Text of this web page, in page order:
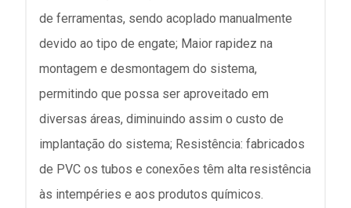
de ferramentas, sendo acoplado manualmente
devido ao tipo de engate; Maior rapidez na
montagem e desmontagem do sistema,
permitindo que possa ser aproveitado em
diversas áreas, diminuindo assim o custo de
implantação do sistema; Resistência: fabricados
de PVC os tubos e conexões têm alta resistência
às intempéries e aos produtos químicos.